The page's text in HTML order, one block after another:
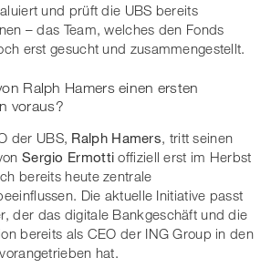
und prüft die UBS bereits
– das Team, welches den Fonds
erst gesucht und zusammengestellt.
Ralph Hamers einen ersten
voraus?
der UBS, Ralph Hamers, tritt seinen
Sergio Ermotti offiziell erst im Herbst
bereits heute zentrale
Die aktuelle Initiative passt
der das digitale Bankgeschäft und die
bereits als CEO der ING Group in den
hat.